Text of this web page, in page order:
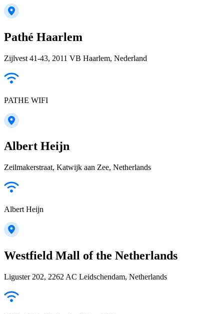
Pathé Haarlem
Zijlvest 41-43, 2011 VB Haarlem, Nederland
PATHE WIFI
Albert Heijn
Zeilmakerstraat, Katwijk aan Zee, Netherlands
Albert Heijn
Westfield Mall of the Netherlands
Liguster 202, 2262 AC Leidschendam, Netherlands